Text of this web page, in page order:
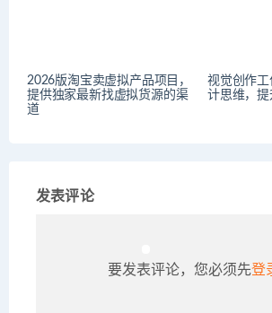
2026版淘宝卖虚拟产品项目，
提供独家最新找虚拟货源的渠
道
视觉创作
计思维，
发表评论
要发表评论，您必须先登